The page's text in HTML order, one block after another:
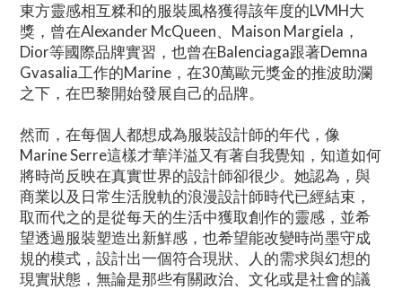
東方靈感相互糅和的服裝風格獲得該年度的LVMH大
獎，曾在Alexander McQueen、Maison Margiela，
Dior等國際品牌實習，也曾在Balenciaga跟著Demna
Gvasalia工作的Marine，在30萬歐元獎金的推波助瀾
之下，在巴黎開始發展自己的品牌。
然而，在每個人都想成為服裝設計師的年代，像
Marine Serre這樣才華洋溢又有著自我覺知，知道如何
將時尚反映在真實世界的設計師卻很少。她認為，與
商業以及日常生活脫軌的浪漫設計師時代已經結束，
取而代之的是從每天的生活中獲取創作的靈感，並希
望透過服裝塑造出新鮮感，也希望能改變時尚墨守成
規的模式，設計出一個符合現狀、人的需求與幻想的
現實狀態，無論是那些有關政治、文化或是社會的議